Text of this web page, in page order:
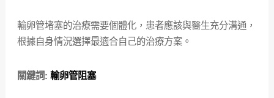
輸卵管堵塞的治療需要個體化，患者應該與醫生充分溝通，
根據自身情況選擇最適合自己的治療方案。
關鍵詞: 輸卵管阻塞